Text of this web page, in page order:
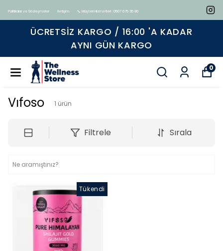
Politikalar ve Sözleşmeler İletişim 📞 Müşteri Hizmetleri : 0507 675 35 80
KARGO / 16:00 'A KADAR
GÜN KARGO
Tüm
0
Vıfoso 1 ürün
Filtrele Sırala
Tükendi